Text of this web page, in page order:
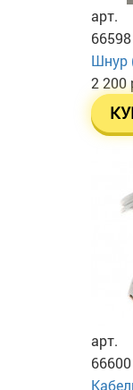
арт.
66598
Шнур
2 200
арт.
66600